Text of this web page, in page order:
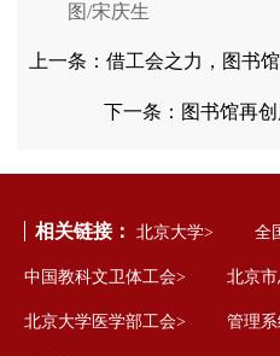
图/宋庆生
上一条： 借工会之力，图书
下一条： 图书馆再
相关链接： 北京大学> 全
中国教科文卫体工会> 北京
北京大学医学部工会> 管理